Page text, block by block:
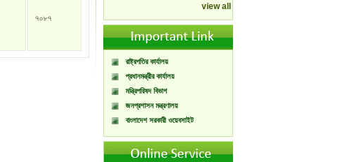
৭০৮৭
view all
রাষ্ট্রপতির কার্যালয়
প্রধানমন্ত্রীর কার্যালয়
মন্ত্রিপরিষদ বিভাগ
জনপ্রশাসন মন্ত্রণালয়
বাংলাদেশ সরকারী ওয়েবসাইট